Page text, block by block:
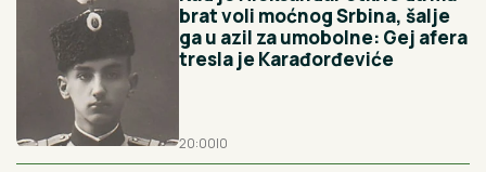
brat voli moćnog Srbina, šalje
ga u azil za umobolne: Gej afera
tresla je Karađorđeviće
20:00|0